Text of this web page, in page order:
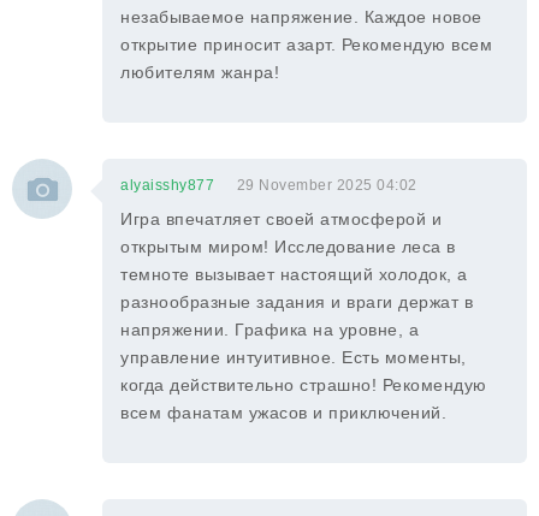
незабываемое напряжение. Каждое новое
открытие приносит азарт. Рекомендую всем
любителям жанра!
alyaisshy877 29 November 2025 04:02
Игра впечатляет своей атмосферой и
открытым миром! Исследование леса в
темноте вызывает настоящий холодок, а
разнообразные задания и враги держат в
напряжении. Графика на уровне, а
управление интуитивное. Есть моменты,
когда действительно страшно! Рекомендую
всем фанатам ужасов и приключений.